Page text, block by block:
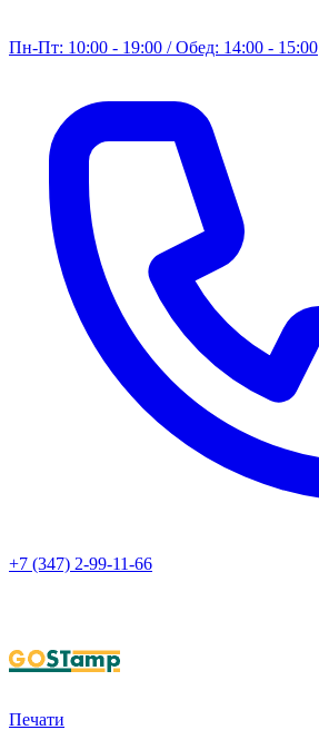
Пн-Пт: 10:00 - 19:00 / Обед: 14:00 - 15:00
+7 (347) 2-99-11-66
Печати